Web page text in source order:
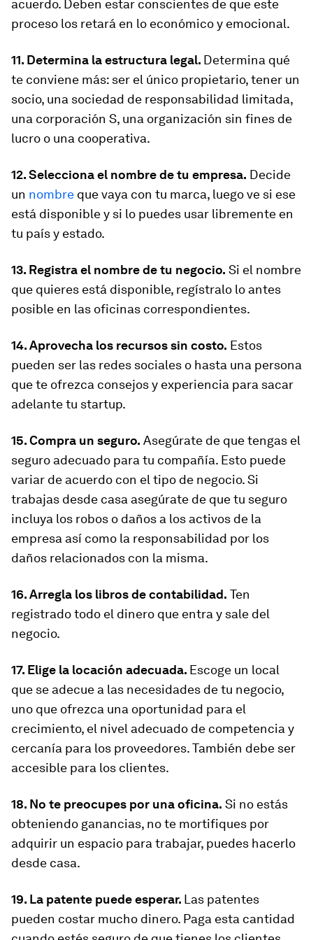
acuerdo. Deben estar conscientes de que este
proceso los retará en lo económico y emocional.
11. Determina la estructura legal. Determina qué
te conviene más: ser el único propietario, tener un
socio, una sociedad de responsabilidad limitada,
una corporación S, una organización sin fines de
lucro o una cooperativa.
12. Selecciona el nombre de tu empresa. Decide
un nombre que vaya con tu marca, luego ve si ese
está disponible y si lo puedes usar libremente en
tu país y estado.
13. Registra el nombre de tu negocio. Si el nombre
que quieres está disponible, regístralo lo antes
posible en las oficinas correspondientes.
14. Aprovecha los recursos sin costo. Estos
pueden ser las redes sociales o hasta una persona
que te ofrezca consejos y experiencia para sacar
adelante tu startup.
15. Compra un seguro. Asegúrate de que tengas el
seguro adecuado para tu compañía. Esto puede
variar de acuerdo con el tipo de negocio. Si
trabajas desde casa asegúrate de que tu seguro
incluya los robos o daños a los activos de la
empresa así como la responsabilidad por los
daños relacionados con la misma.
16. Arregla los libros de contabilidad. Ten
registrado todo el dinero que entra y sale del
negocio.
17. Elige la locación adecuada. Escoge un local
que se adecue a las necesidades de tu negocio,
uno que ofrezca una oportunidad para el
crecimiento, el nivel adecuado de competencia y
cercanía para los proveedores. También debe ser
accesible para los clientes.
18. No te preocupes por una oficina. Si no estás
obteniendo ganancias, no te mortifiques por
adquirir un espacio para trabajar, puedes hacerlo
desde casa.
19. La patente puede esperar. Las patentes
pueden costar mucho dinero. Paga esta cantidad